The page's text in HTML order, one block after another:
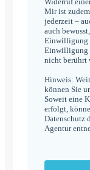
Mir ist
jederzeit –
auch
Einwilligung
Einwilligung
nicht berührt
Hinweis:
können Sie
Soweit eine
erfolgt,
Datenschutz
Agentur